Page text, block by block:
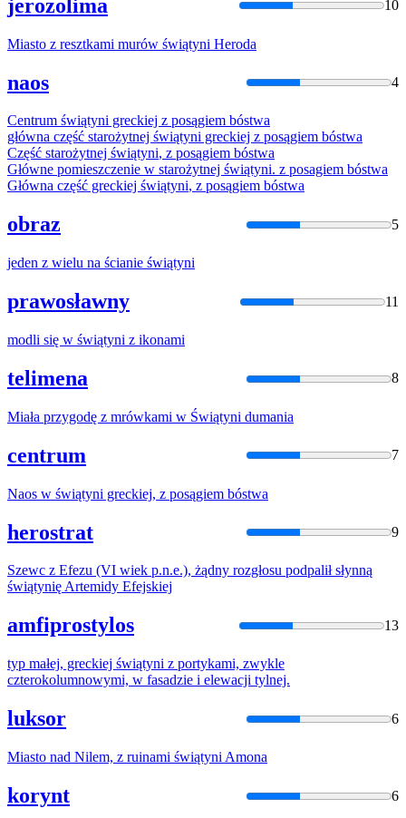
jerozolima 10
Miasto z resztkami murów świątyni Heroda
naos 4
Centrum świątyni greckiej z posągiem bóstwa
główna część starożytnej świątyni greckiej z posągiem bóstwa
Część starożytnej świątyni, z posągiem bóstwa
Główne pomieszczenie w starożytnej świątyni. z posagiem bóstwa
Główna część greckiej świątyni, z posągiem bóstwa
obraz 5
jeden z wielu na ścianie świątyni
prawosławny 11
modli się w świątyni z ikonami
telimena 8
Miała przygodę z mrówkami w Świątyni dumania
centrum 7
Naos w świątyni greckiej, z posągiem bóstwa
herostrat 9
Szewc z Efezu (VI wiek p.n.e.), żądny rozgłosu podpalił słynną
świątynięArtemidy Efejskiej
amfiprostylos 13
typ małej, greckiej świątyni z portykami, zwykle
czterokolumnowymi, w fasadzie i elewacji tylnej.
luksor 6
Miasto nad Nilem, z ruinami świątyni Amona
korynt 6